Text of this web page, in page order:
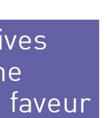
faveur